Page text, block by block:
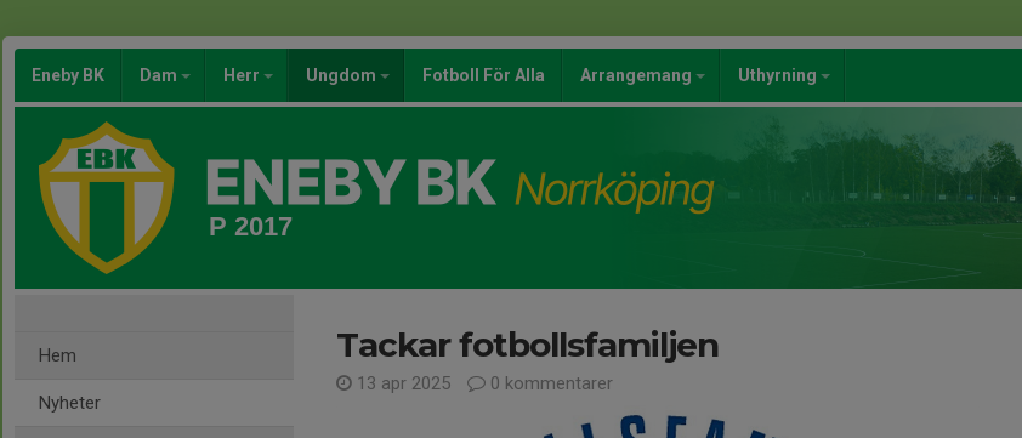
Eneby BK Dam Herr Ungdom Fotboll För Alla Arrangemang Uthyrning
P 2017
Hem
Nyheter
Tackar fotbollsfamiljen
13 apr 2025 0 kommentarer